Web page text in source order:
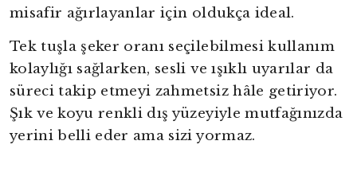
misafir ağırlayanlar için oldukça ideal.
Tek tuşla şeker oranı seçilebilmesi kullanım
kolaylığı sağlarken, sesli ve ışıklı uyarılar da
süreci takip etmeyi zahmetsiz hâle getiriyor.
Şık ve koyu renkli dış yüzeyiyle mutfağınızda
yerini belli eder ama sizi yormaz.